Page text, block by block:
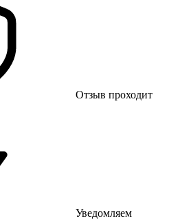
Отзыв проходит
Уведомляем